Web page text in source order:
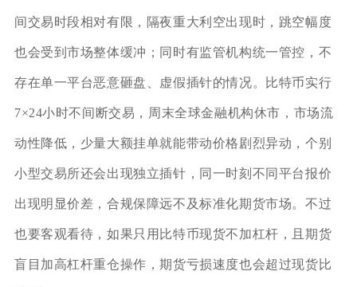
间交易时段相对有限，隔夜重大利空出现时，跳空幅度
也会受到市场整体缓冲；同时有监管机构统一管控，不
存在单一平台恶意砸盘、虚假插针的情况。比特币实行
7×24小时不间断交易，周末全球金融机构休市，市场流
动性降低，少量大额挂单就能带动价格剧烈异动，个别
小型交易所还会出现独立插针，同一时刻不同平台报价
出现明显价差，合规保障远不及标准化期货市场。不过
也要客观看待，如果只用比特币现货不加杠杆，且期货
盲目加高杠杆重仓操作，期货亏损速度也会超过现货比